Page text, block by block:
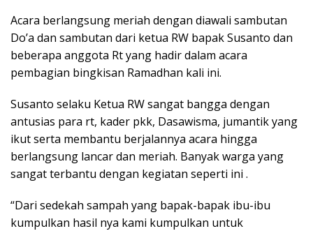
Acara berlangsung meriah dengan diawali sambutan
Do’a dan sambutan dari ketua RW bapak Susanto dan
beberapa anggota Rt yang hadir dalam acara
pembagian bingkisan Ramadhan kali ini.
Susanto selaku Ketua RW sangat bangga dengan
antusias para rt, kader pkk, Dasawisma, jumantik yang
ikut serta membantu berjalannya acara hingga
berlangsung lancar dan meriah. Banyak warga yang
sangat terbantu dengan kegiatan seperti ini .
“Dari sedekah sampah yang bapak-bapak ibu-ibu
kumpulkan hasil nya kami kumpulkan untuk